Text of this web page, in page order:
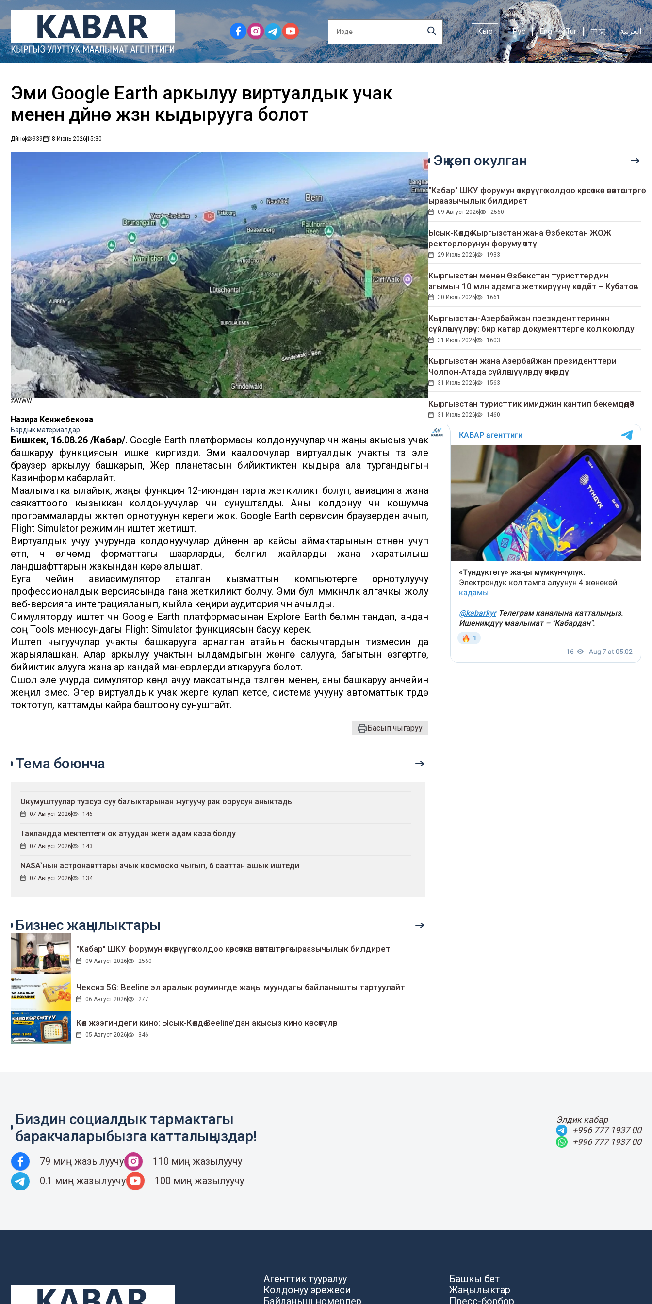
Кыр Рус Eng Tur 中文 العربية
Эми Google Earth аркылуу виртуалдык учак
менен дүйнө жүзүн кыдырууга болот
Дүйнө 939 18 Июнь 202615:30
WWW
Назира Кенжебекова
Бардык материалдар
Бишкек, 16.08.26 /Кабар/. Google Earth платформасы колдонуучулар үчүн жаңы акысыз учак
башкаруу функциясын ишке киргизди. Эми каалоочулар виртуалдык учакты түз эле
браузер аркылуу башкарып, Жер планетасын бийиктиктен кыдыра ала тургандыгын
Казинформ кабарлайт.
Маалыматка ылайык, жаңы функция 12-июндан тарта жеткиликтүү болуп, авиацияга жана
саякаттоого кызыккан колдонуучулар үчүн сунушталды. Аны колдонуу үчүн кошумча
программаларды жүктөп орнотуунун кереги жок. Google Earth сервисин браузерден ачып,
Flight Simulator режимин иштетүү жетиштүү.
Виртуалдык учуу учурунда колдонуучулар дүйнөнүн ар кайсы аймактарынын үстүнөн учуп
өтүп, үч өлчөмдүү форматтагы шаарларды, белгилүү жайларды жана жаратылыш
ландшафттарын жакындан көрө алышат.
Буга чейин авиасимулятор аталган кызматтын компьютерге орнотулуучу
профессионалдык версиясында гана жеткиликтүү болчу. Эми бул мүмкүнчүлүк алгачкы жолу
веб-версияга интеграцияланып, кыйла кеңири аудитория үчүн ачылды.
Симуляторду иштетүү үчүн Google Earth платформасынан Explore Earth бөлүмүн тандап, андан
соң Tools менюсундагы Flight Simulator функциясын басуу керек.
Иштеп чыгуучулар учакты башкарууга арналган атайын баскычтардын тизмесин да
жарыялашкан. Алар аркылуу учактын ылдамдыгын жөнгө салууга, багытын өзгөртүүгө,
бийиктик алууга жана ар кандай маневрлерди аткарууга болот.
Ошол эле учурда симулятор көңүл ачуу максатында түзүлгөнү менен, аны башкаруу анчейин
жеңил эмес. Эгер виртуалдык учак жерге кулап кетсе, система учууну автоматтык түрдө
токтотуп, каттамды кайра баштоону сунуштайт.
Басып чыгаруу
Эң көп окулган
"Кабар" ШКУ форумун өткөрүүгө колдоо көрсөткөн өнөктөштөргө
ыраазычылык билдирет
09 Август 2026 2560
Ысык-Көлдө Кыргызстан жана Өзбекстан ЖОЖ
ректорлорунун форуму өттү
29 Июль 2026 1933
Кыргызстан менен Өзбекстан туристтердин
агымын 10 млн адамга жеткирүүнү көздөйт – Кубатов
30 Июль 2026 1661
Кыргызстан-Азербайжан президенттеринин
сүйлөшүүлөрү: бир катар документтерге кол коюлду
31 Июль 2026 1603
Кыргызстан жана Азербайжан президенттери
Чолпон-Атада сүйлөшүүлөрдү өткөрдү
31 Июль 2026 1563
Кыргызстан туристтик имиджин кантип бекемдөөдө?
31 Июль 2026 1460
Тема боюнча
Окумуштуулар тузсуз суу балыктарынан жугуучу рак оорусун аныктады
07 Август 2026 146
Таиландда мектептеги ок атуудан жети адам каза болду
07 Август 2026 143
NASA`нын астронавттары ачык космоско чыгып, 6 сааттан ашык иштеди
07 Август 2026 134
Бизнес жаңылыктары
"Кабар" ШКУ форумун өткөрүүгө колдоо көрсөткөн өнөктөштөргө ыраазычылык билдирет
09 Август 2026 2560
Чексиз 5G: Beeline эл аралык роумингде жаңы муундагы байланышты тартуулайт
06 Август 2026 277
Көл жээгиндеги кино: Ысык-Көлдө Beeline’дан акысыз кино көрсөтүлөр
05 Август 2026 346
Биздин социалдык тармактагы
баракчаларыбызга катталыңыздар!
79 миң жазылуучу
110 миң жазылуучу
0.1 миң жазылуучу
100 миң жазылуучу
Элдик кабар
+996 777 1937 00
+996 777 1937 00
Агенттик тууралуу
Колдонуу эрежеси
Байланыш номерлер
Башкы бет
Жаңылыктар
Пресс-борбор